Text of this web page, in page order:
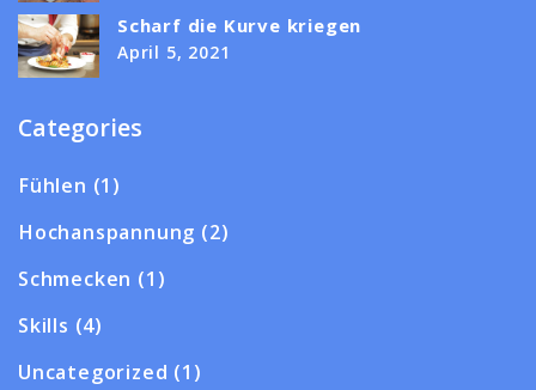
Scharf die Kurve kriegen
April 5, 2021
Categories
Fühlen (1)
Hochanspannung (2)
Schmecken (1)
Skills (4)
Uncategorized (1)